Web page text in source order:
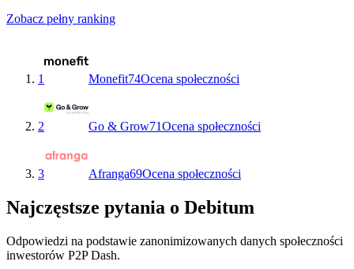
Zobacz pełny ranking
1 Monefit74Ocena społeczności
2 Go & Grow71Ocena społeczności
3 Afranga69Ocena społeczności
Najczęstsze pytania o Debitum
Odpowiedzi na podstawie zanonimizowanych danych społeczności
inwestorów P2P Dash.